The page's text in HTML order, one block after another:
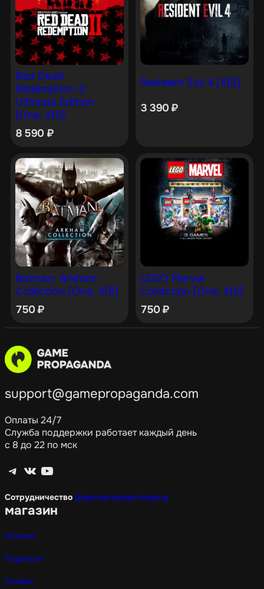
Red Dead
Redemption 2:
Ultimate Edition
[One, X|S]
8 590 ₽
Resident Evil 4 [X|S]
3 390₽
Batman: Arkham
Collection [One, X|S]
750₽
LEGO Marvel
Collection [One, X|S]
750₽
support@gamepropaganda.com
Оплаты 24/7
Служба поддержки работает каждый день
с 8 до 22 по мск
Telegram ВКонтакте YouTube
Сотрудничество @gamepropagandagang
магазин
Каталог
Подписки
Скидки